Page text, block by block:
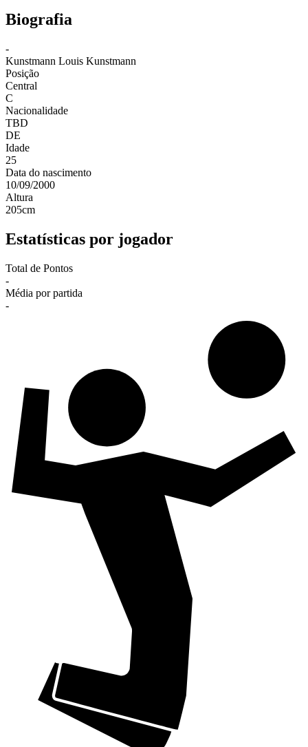
Biografia
-
Kunstmann Louis Kunstmann
Posição
Central
C
Nacionalidade
TBD
DE
Idade
25
Data do nascimento
10/09/2000
Altura
205cm
Estatísticas por jogador
Total de Pontos
-
Média por partida
-